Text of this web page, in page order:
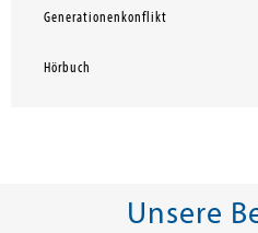
Generationenkonflikt
Hörbuch
Unsere